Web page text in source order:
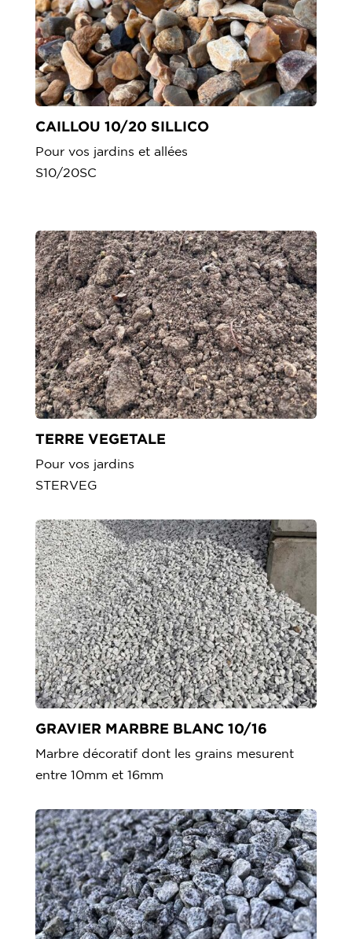
CAILLOU 10/20 SILLICO
Pour vos jardins et allées
S10/20SC
TERRE VEGETALE
Pour vos jardins
STERVEG
GRAVIER MARBRE BLANC 10/16
Marbre décoratif dont les grains mesurent
entre 10mm et 16mm